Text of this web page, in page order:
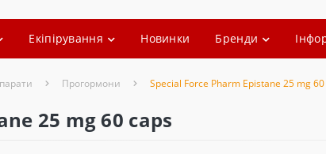
Екіпірування Новинки Бренди
Прогормони Special Force Pharm Epistane 25 mg
25 mg 60 caps